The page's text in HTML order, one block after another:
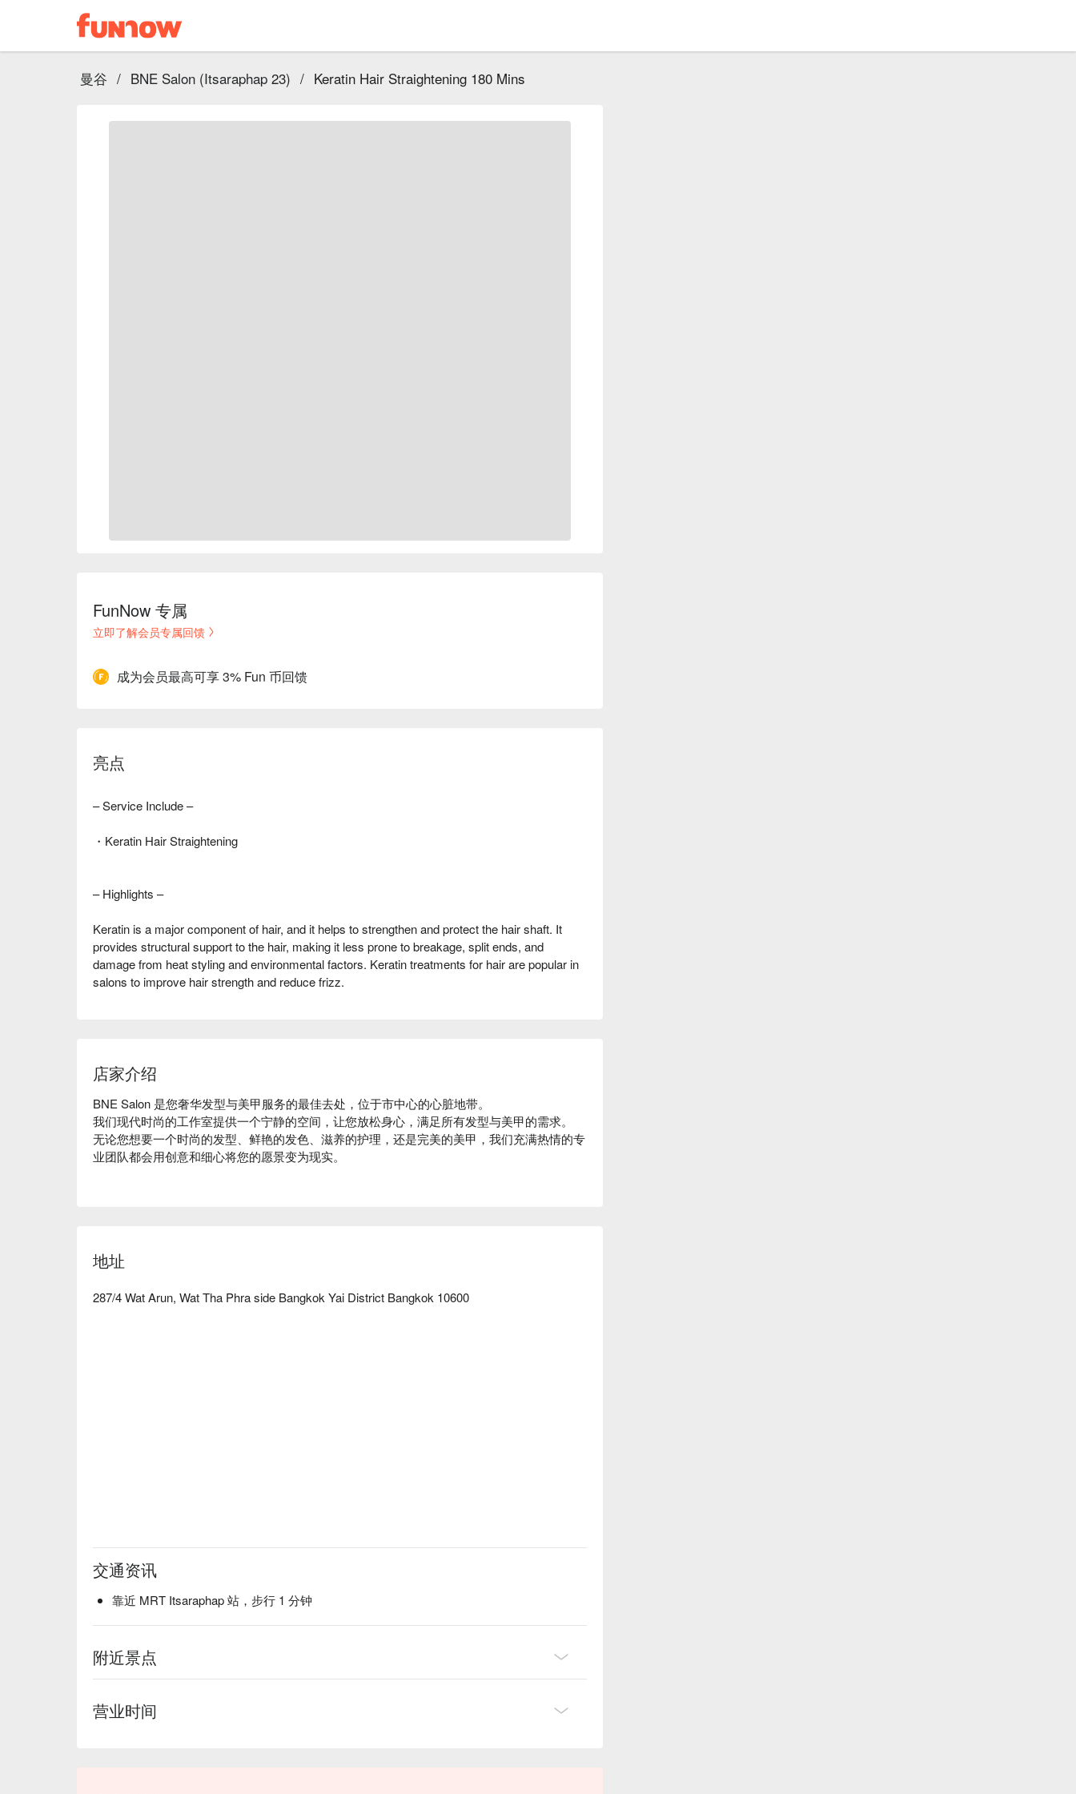
曼谷 / BNE Salon (Itsaraphap 23) / Keratin Hair Straightening 180 Mins
FunNow 专属
立即了解会员专属回馈
成为会员最高可享 3% Fun 币回馈
亮点
– Service Include –
・Keratin Hair Straightening
– Highlights –
Keratin is a major component of hair, and it helps to strengthen and protect the hair shaft. It
provides structural support to the hair, making it less prone to breakage, split ends, and
damage from heat styling and environmental factors. Keratin treatments for hair are popular in
salons to improve hair strength and reduce frizz.
店家介绍
BNE Salon 是您奢华发型与美甲服务的最佳去处，位于市中心的心脏地带。
我们现代时尚的工作室提供一个宁静的空间，让您放松身心，满足所有发型与美甲的需求。
无论您想要一个时尚的发型、鲜艳的发色、滋养的护理，还是完美的美甲，我们充满热情的专
业团队都会用创意和细心将您的愿景变为现实。
地址
287/4 Wat Arun, Wat Tha Phra side Bangkok Yai District Bangkok 10600
交通资讯
靠近 MRT Itsaraphap 站，步行 1 分钟
附近景点
营业时间